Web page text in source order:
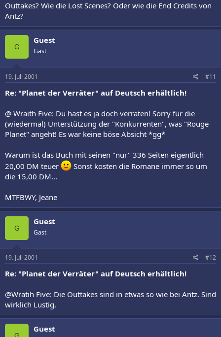
Outtakes? Wie die Lost Scenes? Oder wie die End Credits von
Antz?
G
Guest
Gast
19. Juli 2001 #11
Re: "Planet der Verräter" auf Deutsch erhältlich!
@ Wraith Five: Du hast es ja doch verraten! Sorry für die
(wiedermal) Unterstützung der "Konkurrenten", was "Rouge
Planet" angeht! Es war keine böse Absicht *gg*
Warum ist das Buch mit seinen "nur" 336 Seiten eigentlich
20,00 DM teuer
Sonst kosten die Romane immer so um
die 15,00 DM...
MTFBWY, Jeane
G
Guest
Gast
19. Juli 2001 #12
Re: "Planet der Verräter" auf Deutsch erhältlich!
@Wratih Five: Die Outtakes sind in etwas so wie bei Antz. Sind
wirklich Lustig.
Guest